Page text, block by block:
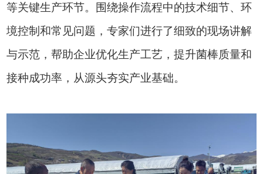
等关键生产环节。围绕操作流程中的技术细节、环
境控制和常见问题，专家们进行了细致的现场讲解
与示范，帮助企业优化生产工艺，提升菌棒质量和
接种成功率，从源头夯实产业基础。